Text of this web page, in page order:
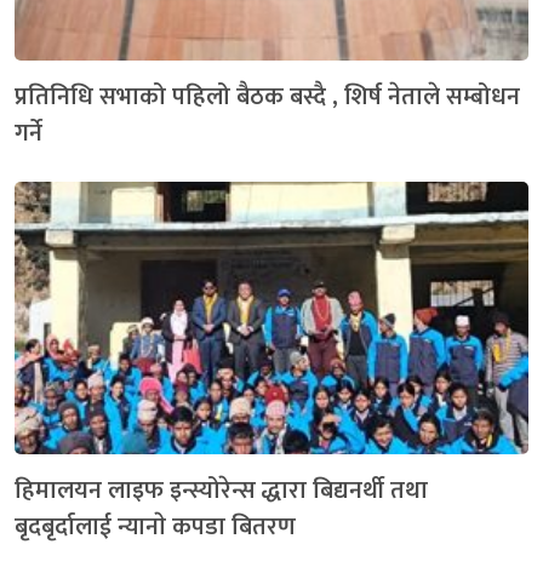
प्रतिनिधि सभाको पहिलो बैठक बस्दै , शिर्ष नेताले सम्बोधन
गर्ने
हिमालयन लाइफ इन्स्योरेन्स द्धारा बिद्यनर्थी तथा
बृदबृर्दालाई न्यानाे कपडा बितरण